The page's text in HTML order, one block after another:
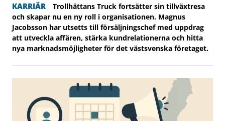
KARRIÄR
Trollhättans Truck fortsätter sin tillväxtresa
och skapar nu en ny roll i organisationen. Magnus
Jacobsson har utsetts till försäljningschef med uppdrag
att utveckla affären, stärka kundrelationerna och hitta
nya marknadsmöjligheter för det västsvenska företaget.